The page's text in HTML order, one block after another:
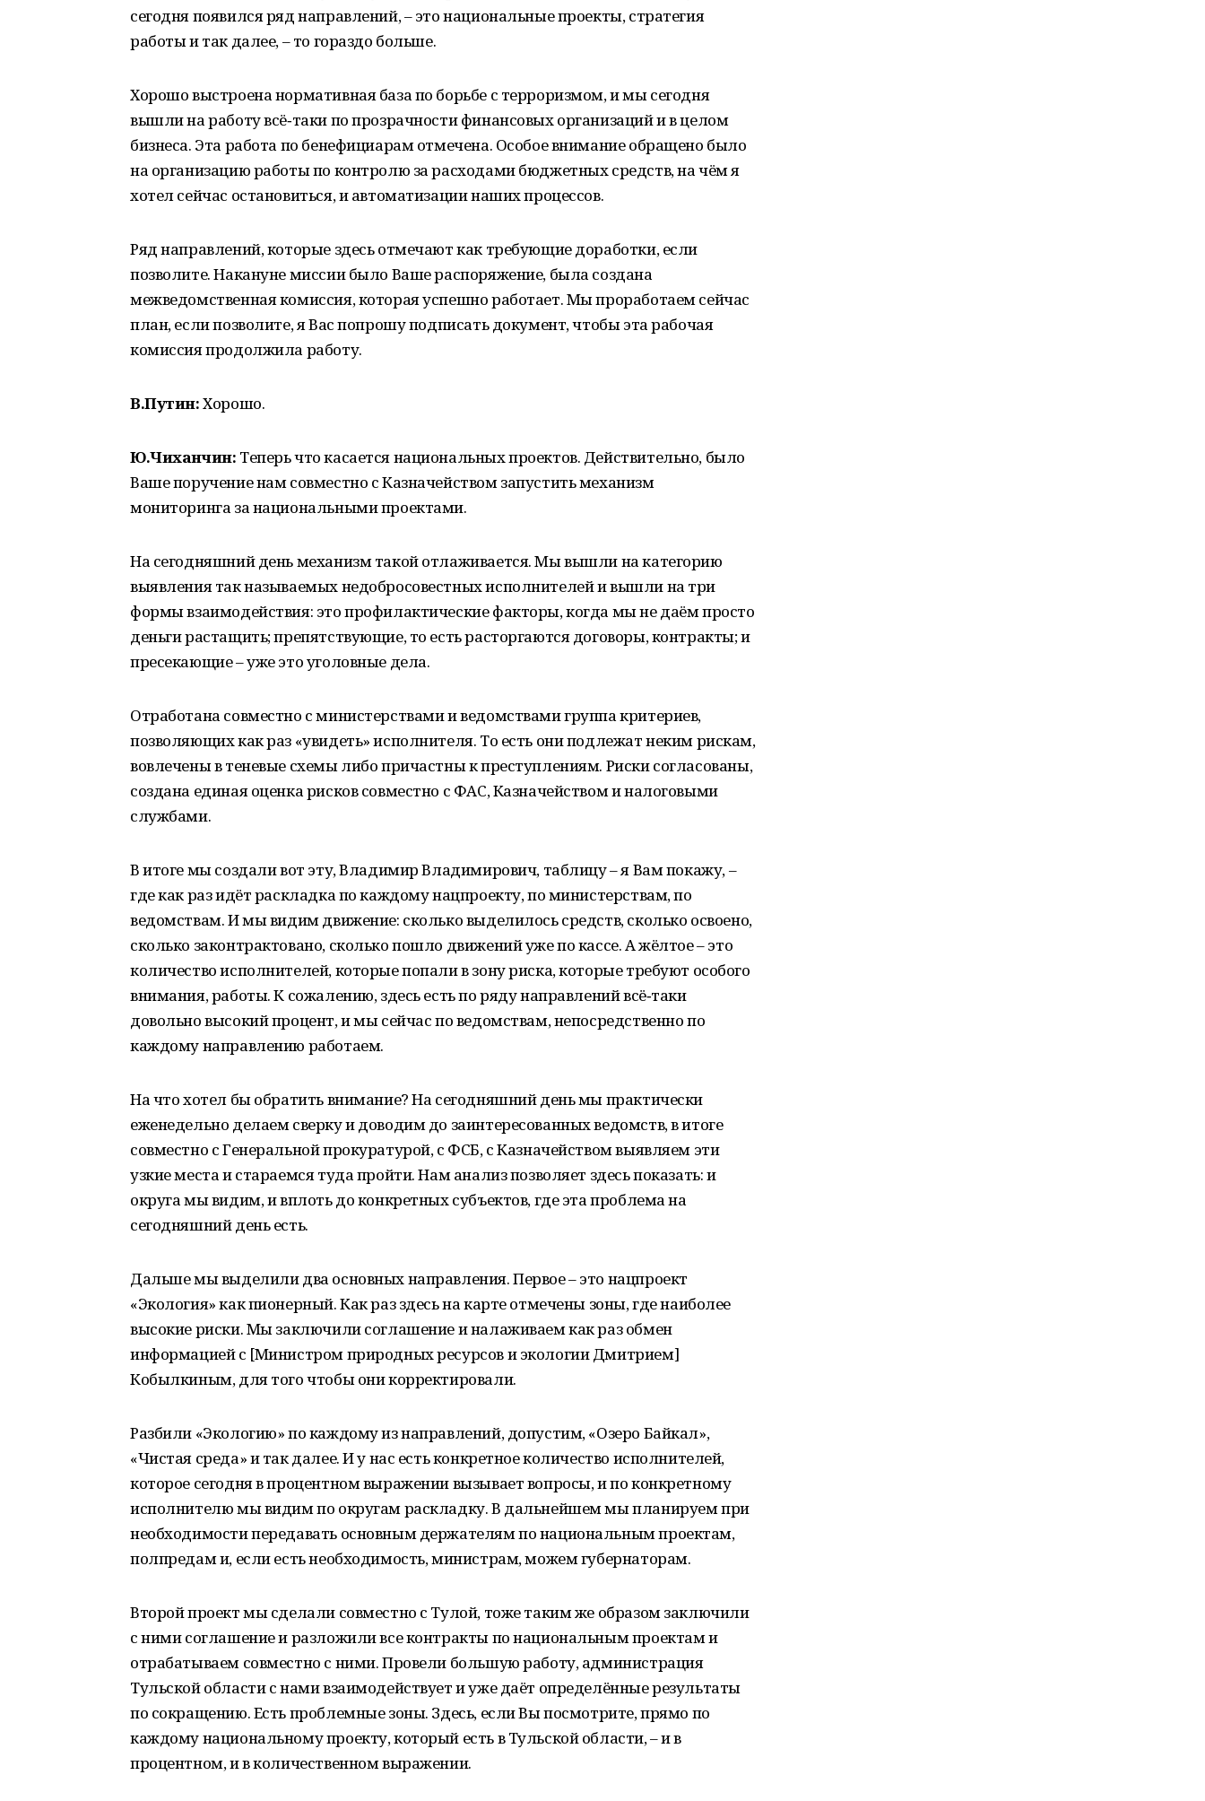
сегодня появился ряд направлений, – это национальные проекты, стратегия
работы и так далее, – то гораздо больше.
Хорошо выстроена нормативная база по борьбе с терроризмом, и мы сегодня
вышли на работу всё‑таки по прозрачности финансовых организаций и в целом
бизнеса. Эта работа по бенефициарам отмечена. Особое внимание обращено было
на организацию работы по контролю за расходами бюджетных средств, на чём я
хотел сейчас остановиться, и автоматизации наших процессов.
Ряд направлений, которые здесь отмечают как требующие доработки, если
позволите. Накануне миссии было Ваше распоряжение, была создана
межведомственная комиссия, которая успешно работает. Мы проработаем сейчас
план, если позволите, я Вас попрошу подписать документ, чтобы эта рабочая
комиссия продолжила работу.
В.Путин:Хорошо.
Ю.Чиханчин: Теперь что касается национальных проектов. Действительно, было
Ваше поручение нам совместно с Казначейством запустить механизм
мониторинга за национальными проектами.
На сегодняшний день механизм такой отлаживается. Мы вышли на категорию
выявления так называемых недобросовестных исполнителей и вышли на три
формы взаимодействия: это профилактические факторы, когда мы не даём просто
деньги растащить; препятствующие, то есть расторгаются договоры, контракты; и
пресекающие – уже это уголовные дела.
Отработана совместно с министерствами и ведомствами группа критериев,
позволяющих как раз «увидеть» исполнителя. То есть они подлежат неким рискам,
вовлечены в теневые схемы либо причастны к преступлениям. Риски согласованы,
создана единая оценка рисков совместно с ФАС, Казначейством и налоговыми
службами.
В итоге мы создали вот эту, Владимир Владимирович, таблицу – я Вам покажу, –
где как раз идёт раскладка по каждому нацпроекту, по министерствам, по
ведомствам. И мы видим движение: сколько выделилось средств, сколько освоено,
сколько законтрактовано, сколько пошло движений уже по кассе. А жёлтое – это
количество исполнителей, которые попали в зону риска, которые требуют особого
внимания, работы. К сожалению, здесь есть по ряду направлений всё‑таки
довольно высокий процент, и мы сейчас по ведомствам, непосредственно по
каждому направлению работаем.
На что хотел бы обратить внимание? На сегодняшний день мы практически
еженедельно делаем сверку и доводим до заинтересованных ведомств, в итоге
совместно с Генеральной прокуратурой, с ФСБ, с Казначейством выявляем эти
узкие места и стараемся туда пройти. Нам анализ позволяет здесь показать: и
округа мы видим, и вплоть до конкретных субъектов, где эта проблема на
сегодняшний день есть.
Дальше мы выделили два основных направления. Первое – это нацпроект
«Экология» как пионерный. Как раз здесь на карте отмечены зоны, где наиболее
высокие риски. Мы заключили соглашение и налаживаем как раз обмен
информацией с [Министром природных ресурсов и экологии Дмитрием]
Кобылкиным, для того чтобы они корректировали.
Разбили «Экологию» по каждому из направлений, допустим, «Озеро Байкал»,
«Чистая среда» и так далее. И у нас есть конкретное количество исполнителей,
которое сегодня в процентном выражении вызывает вопросы, и по конкретному
исполнителю мы видим по округам раскладку. В дальнейшем мы планируем при
необходимости передавать основным держателям по национальным проектам,
полпредам и, если есть необходимость, министрам, можем губернаторам.
Второй проект мы сделали совместно с Тулой, тоже таким же образом заключили
с ними соглашение и разложили все контракты по национальным проектам и
отрабатываем совместно с ними. Провели большую работу, администрация
Тульской области с нами взаимодействует и уже даёт определённые результаты
по сокращению. Есть проблемные зоны. Здесь, если Вы посмотрите, прямо по
каждому национальному проекту, который есть в Тульской области, – и в
процентном, и в количественном выражении.